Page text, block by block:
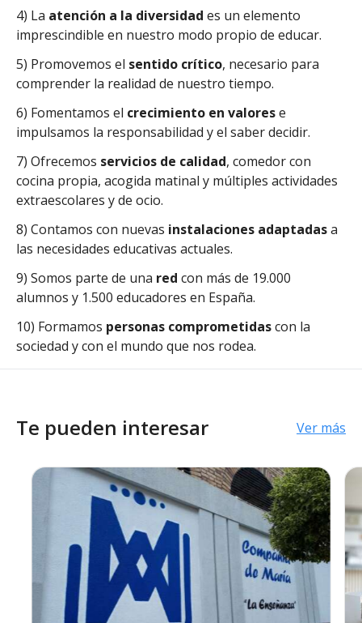
4) La atención a la diversidad es un elemento
imprescindible en nuestro modo propio de educar.
5) Promovemos el sentido crítico, necesario para
comprender la realidad de nuestro tiempo.
6) Fomentamos el crecimiento en valorese
impulsamos la responsabilidad y el saber decidir.
7) Ofrecemos servicios de calidad, comedor con
cocina propia, acogida matinal y múltiples actividades
extraescolares y de ocio.
8) Contamos con nuevas instalaciones adaptadasa
las necesidades educativas actuales.
9) Somos parte de una red con más de 19.000
alumnos y 1.500 educadores en España.
10) Formamos personas comprometidascon la
sociedad y con el mundo que nos rodea.
Te pueden interesar Ver más